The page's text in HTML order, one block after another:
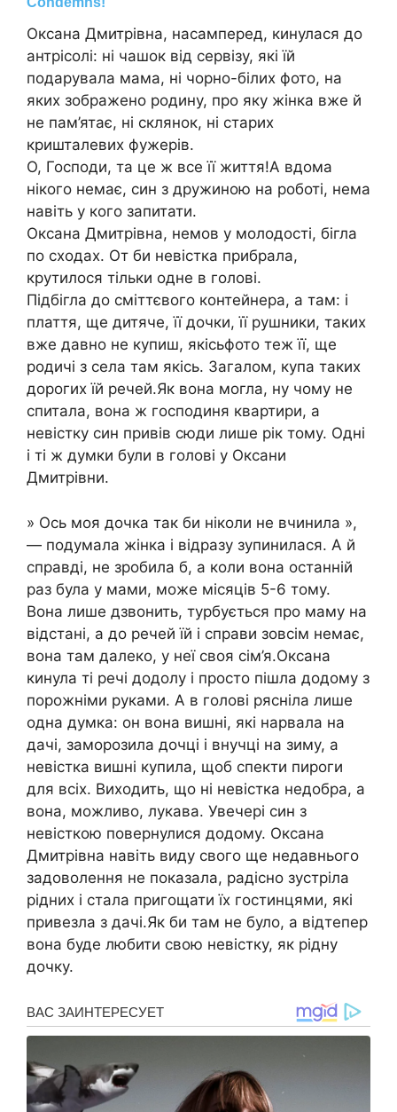
Оксана Дмитрівна, насамперед, кинулася до
антрісолі: ні чашок від сервізу, які їй
подарувала мама, ні чорно-білих фото, на
яких зображено родину, про яку жінка вже й
не пам’ятає, ні склянок, ні старих
кришталевих фужерів.
О, Господи, та це ж все її життя!А вдома
нікого немає, син з дружиною на роботі, нема
навіть у кого запитати.
Оксана Дмитрівна, немов у молодості, бігла
по сходах. От би невістка прибрала,
крутилося тільки одне в голові.
Підбігла до сміттєвого контейнера, а там: і
плаття, ще дитяче, її дочки, її рушники, таких
вже давно не купиш, якісьфото теж її, ще
родичі з села там якісь. Загалом, купа таких
дорогих їй речей.Як вона могла, ну чому не
спитала, вона ж господиня квартири, а
невістку син привів сюди лише рік тому. Одні
і ті ж думки були в голові у Оксани
Дмитрівни.
» Ось моя дочка так би ніколи не вчинила »,
— подумала жінка і відразу зупинилася. А й
справді, не зробила б, а коли вона останній
раз була у мами, може місяців 5-6 тому.
Вона лише дзвонить, турбується про маму на
відстані, а до речей їй і справи зовсім немає,
вона там далеко, у неї своя сім’я.Оксана
кинула ті речі додолу і просто пішла додому з
порожніми руками. А в голові рясніла лише
одна думка: он вона вишні, які нарвала на
дачі, заморозила дочці і внучці на зиму, а
невістка вишні купила, щоб спекти пироги
для всіх. Виходить, що ні невістка недобра, а
вона, можливо, лукава. Увечері син з
невісткою повернулися додому. Оксана
Дмитрівна навіть виду свого ще недавнього
задоволення не показала, радісно зустріла
рідних і стала пригощати їх гостинцями, які
привезла з дачі.Як би там не було, а відтепер
вона буде любити свою невістку, як рідну
дочку.